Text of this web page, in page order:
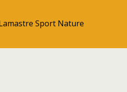
Sport Nature